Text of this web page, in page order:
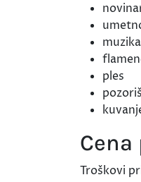
muzika
ples
Cena
Troškovi